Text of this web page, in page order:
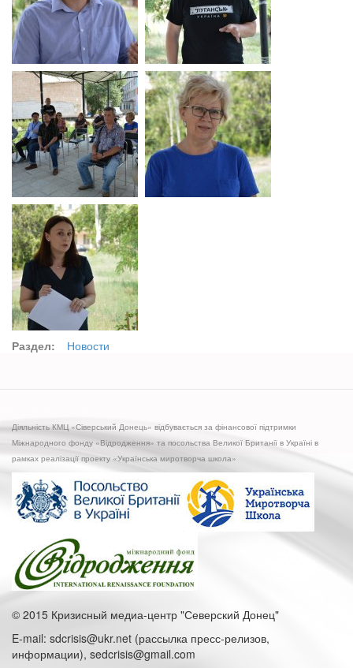
Раздел: Новости
Діяльність КМЦ «Сіверський Донець» відбувається за фінансової підтримки
Міжнародного фонду «Відродження» та посольства Великої Британії в Україні в
рамках реалізації проекту «Українська миротворча школа»
© 2015 Кризисный медиа-центр "Северский Донец"
E-mail: sdcrisis@ukr.net (рассылка пресс-релизов,
информации), sedcrisis@gmail.com